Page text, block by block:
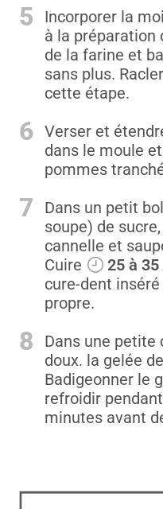
5
Incorporer la
à la préparation
de la farine et
sans plus.
cette étape.
6 Verser et
dans le moule
pommes
7
Dans un petit
soupe) de
cannelle et
Cuire
25 à
cure-dent
propre.
8
Dans une petite
doux. la gelée
Badigeonner le
refroidir
minutes avant